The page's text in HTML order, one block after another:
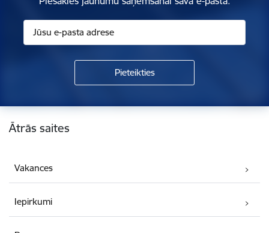
Kājene
Ātrās saites
Vakances
Iepirkumi